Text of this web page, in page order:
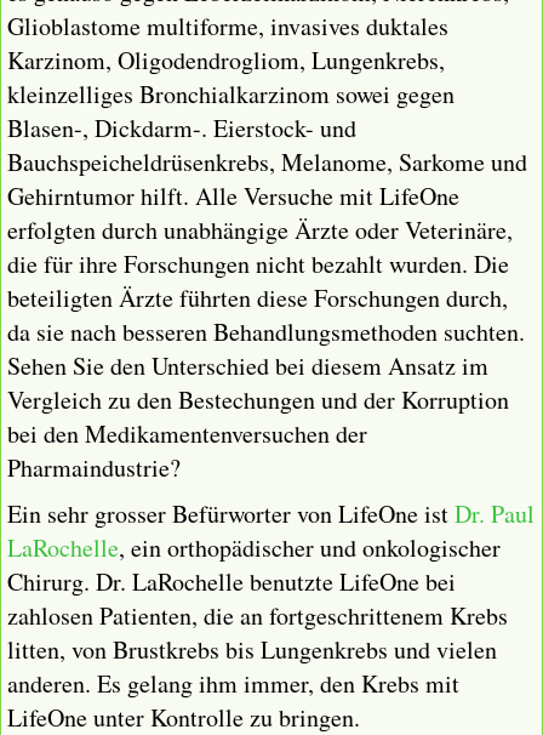
Glioblastome multiforme, invasives duktales
Karzinom, Oligodendrogliom, Lungenkrebs,
kleinzelliges Bronchialkarzinom sowei gegen
Blasen-, Dickdarm-. Eierstock- und
Bauchspeicheldrüsenkrebs, Melanome, Sarkome und
Gehirntumor hilft. Alle Versuche mit LifeOne
erfolgten durch unabhängige Ärzte oder Veterinäre,
die für ihre Forschungen nicht bezahlt wurden. Die
beteiligten Ärzte führten diese Forschungen durch,
da sie nach besseren Behandlungsmethoden suchten.
Sehen Sie den Unterschied bei diesem Ansatz im
Vergleich zu den Bestechungen und der Korruption
bei den Medikamentenversuchen der
Pharmaindustrie?
Ein sehr grosser Befürworter von LifeOne istDr. Paul
LaRochelle, ein orthopädischer und onkologischer
Chirurg. Dr. LaRochelle benutzte LifeOne bei
zahlosen Patienten, die an fortgeschrittenem Krebs
litten, von Brustkrebs bis Lungenkrebs und vielen
anderen. Es gelang ihm immer, den Krebs mit
LifeOne unter Kontrolle zu bringen.